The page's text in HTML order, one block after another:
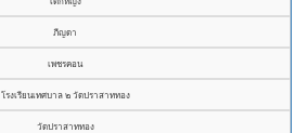
ภีญดา
เพชรคอน
โรงเรียนเทศบาล ๒ วัดปราสาททอง
วัดปราสาททอง